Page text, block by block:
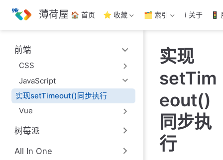
跳
主
要
內
薄荷屋 🏠 首页 ⭐ 收藏 🗂️ 索引 ℹ️ 关于 🚦
前端
CSS
JavaScript
实现setTimeout()同步执行
Vue
树莓派
All In One
实现
setTim
eout()
同步执
行